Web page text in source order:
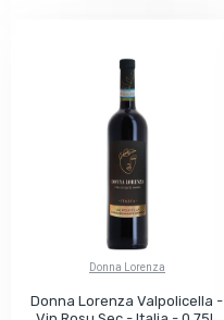
Donna Lorenza
Donna Lorenza Valpolicella -